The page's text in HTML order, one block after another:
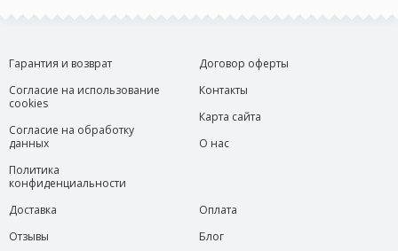
Гарантия и возврат
Согласие на использование
cookies
Согласие на обработку
данных
Политика
конфиденциальности
Договор оферты
Контакты
Карта сайта
О нас
Доставка
Отзывы
Оплата
Блог